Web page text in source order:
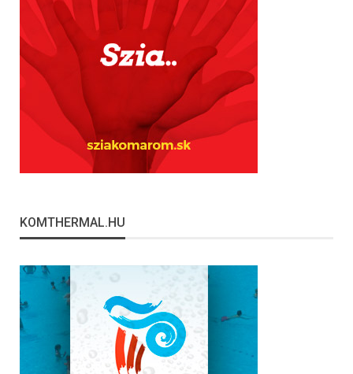
KOMTHERMAL.HU